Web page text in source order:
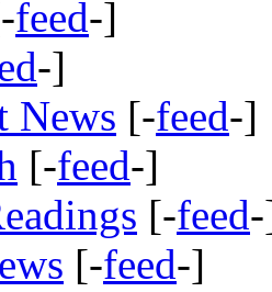
feed-]
-]
News [-feed-]
[-feed-]
[-feed
[-feed-]